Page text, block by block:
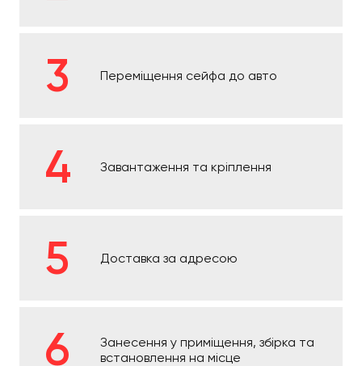
Переміщення сейфа до авто
Завантаження та кріплення
Доставка за адресою
Занесення у приміщення, збірка та
встановлення на місце